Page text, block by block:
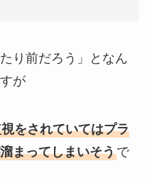
り前だろう」となん
が
をされていてはプラ
まってしまいそうで